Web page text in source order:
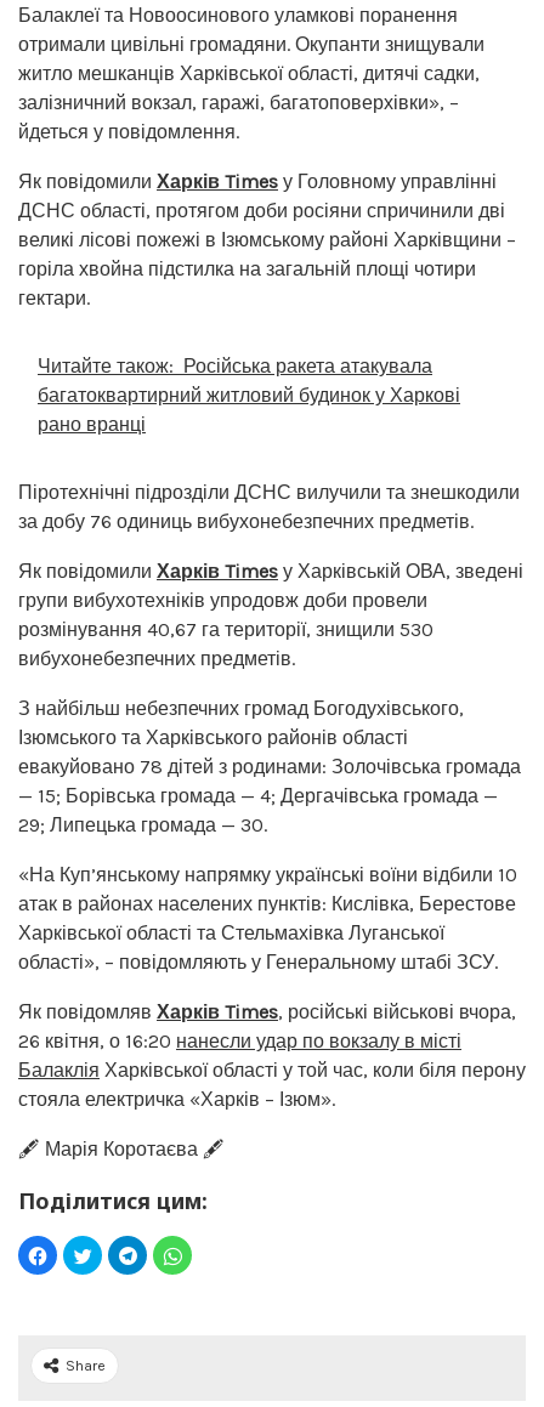
Балаклеї та Новоосинового уламкові поранення
отримали цивільні громадяни. Окупанти знищували
житло мешканців Харківської області, дитячі садки,
залізничний вокзал, гаражі, багатоповерхівки», –
йдеться у повідомлення.
Як повідомили Харків Times у Головному управлінні
ДСНС області, протягом доби росіяни спричинили дві
великі лісові пожежі в Ізюмському районі Харківщини –
горіла хвойна підстилка на загальній площі чотири
гектари.
Читайте також: Російська ракета атакувала
багатоквартирний житловий будинок у Харкові
рано вранці
Піротехнічні підрозділи ДСНС вилучили та знешкодили
за добу 76 одиниць вибухонебезпечних предметів.
Як повідомили Харків Times у Харківській ОВА, зведені
групи вибухотехніків упродовж доби провели
розмінування 40,67 га території, знищили 530
вибухонебезпечних предметів.
З найбільш небезпечних громад Богодухівського,
Ізюмського та Харківського районів області
евакуйовано 78 дітей з родинами: Золочівська громада
— 15; Борівська громада — 4; Дергачівська громада —
29; Липецька громада — 30.
«На Куп’янському напрямку українські воїни відбили 10
атак в районах населених пунктів: Кислівка, Берестове
Харківської області та Стельмахівка Луганської
області», – повідомляють у Генеральному штабі ЗСУ.
Як повідомляв Харків Times, російські військові вчора,
26 квітня, о 16:20 нанесли удар по вокзалу в місті
Балаклія Харківської області у той час, коли біля перону
стояла електричка «Харків – Ізюм».
🖋️ Марія Коротаєва 🖋️
Поділитися цим:
Share